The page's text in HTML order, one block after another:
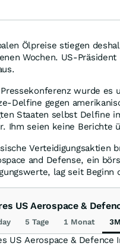
Ölpreise stiegen
Wochen. US-
wurde es
Delfine gegen
Staaten selbst Delfine
Ihm seien keine Berichte
Verteidigungsaktien
and Defense, ein
lag seit
US Aerospace &
5 Tage 1 Monat 3M